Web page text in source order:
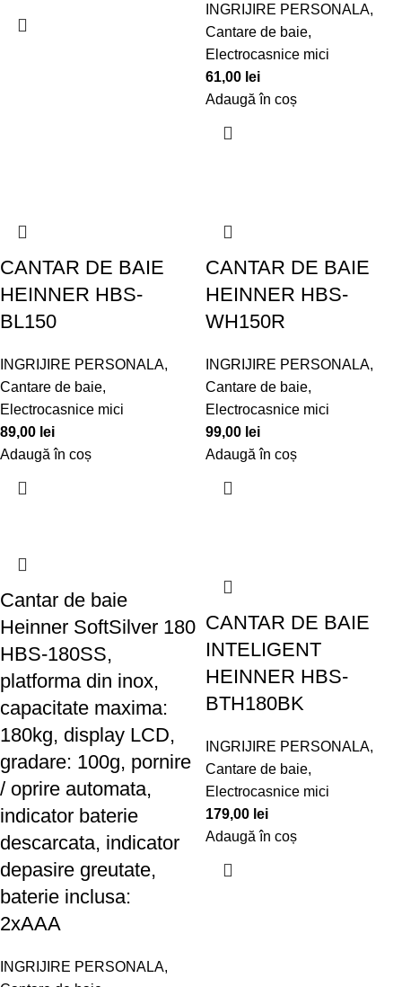
INGRIJIRE PERSONALA,
Cantare de baie,
Electrocasnice mici
61,00 lei
Adaugă în coș
CANTAR DE BAIE
HEINNER HBS-
BL150
INGRIJIRE PERSONALA,
Cantare de baie,
Electrocasnice mici
89,00 lei
Adaugă în coș
CANTAR DE BAIE
HEINNER HBS-
WH150R
INGRIJIRE PERSONALA,
Cantare de baie,
Electrocasnice mici
99,00 lei
Adaugă în coș
Cantar de baie
Heinner SoftSilver 180
HBS-180SS,
platforma din inox,
capacitate maxima:
180kg, display LCD,
gradare: 100g, pornire
/ oprire automata,
indicator baterie
descarcata, indicator
depasire greutate,
baterie inclusa:
2xAAA
INGRIJIRE PERSONALA,
CANTAR DE BAIE
INTELIGENT
HEINNER HBS-
BTH180BK
INGRIJIRE PERSONALA,
Cantare de baie,
Electrocasnice mici
179,00 lei
Adaugă în coș